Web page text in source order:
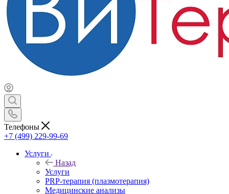
Телефоны
+7 (499) 229-99-69
Услуги
Назад
Услуги
PRP-терапия (плазмотерапия)
Медицинские анализы